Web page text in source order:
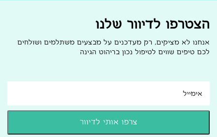
הצטרפו לדיוור שלנו
אנחנו לא מציקים, רק מעדכנים על מבצעים משתלמים ושולחים
לכם טיפים שווים לטיפול נכון בריהוט הגינה